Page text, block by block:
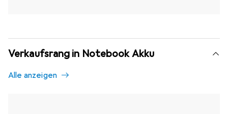
Verkaufsrang in Notebook Akku
Alle anzeigen